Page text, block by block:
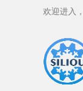
欢迎进入